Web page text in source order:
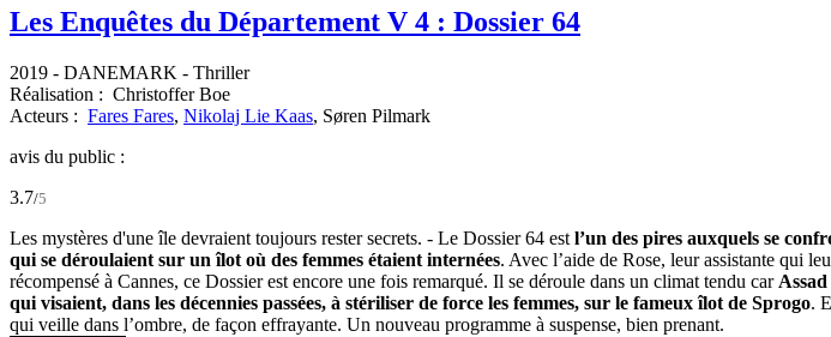
Les Enquêtes du Département V 4 : Dossier 64
2019 - DANEMARK - Thriller
Réalisation : Christoffer Boe
Acteurs : Fares Fares, Nikolaj Lie Kaas, Søren Pilmark
avis du public :
3.7/5
Les mystères d'une île devraient toujours rester secrets. - Le Dossier 64 est l’un des pires auxquels se
qui se déroulaient sur un îlot où des femmes étaient internées. Avec l’aide de Rose, leur assistante qui
récompensé à Cannes, ce Dossier est encore une fois remarqué. Il se déroule dans un climat tendu car
qui visaient, dans les décennies passées, à stériliser de force les femmes, sur le fameux îlot de Sprogo.
qui veille dans l’ombre, de façon effrayante. Un nouveau programme à suspense, bien prenant.